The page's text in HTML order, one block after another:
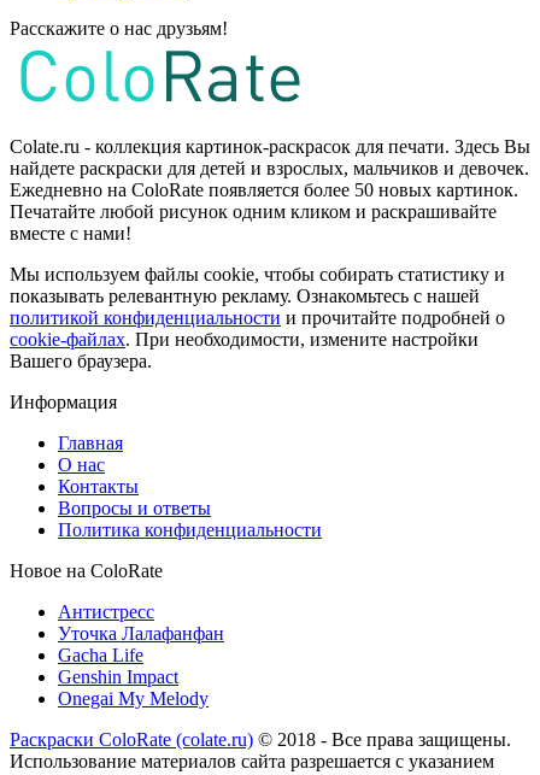
Расскажите о нас друзьям!
Colate.ru - коллекция картинок-раскрасок для печати. Здесь Вы
найдете раскраски для детей и взрослых, мальчиков и девочек.
Ежедневно на ColoRate появляется более 50 новых картинок.
Печатайте любой рисунок одним кликом и раскрашивайте
вместе с нами!
Мы используем файлы cookie, чтобы собирать статистику и
показывать релевантную рекламу. Ознакомьтесь с нашей
политикой конфиденциальности и прочитайте подробней о
cookie-файлах. При необходимости, измените настройки
Вашего браузера.
Информация
Главная
О нас
Контакты
Вопросы и ответы
Политика конфиденциальности
Новое на ColoRate
Антистресс
Уточка Лалафанфан
Gacha Life
Genshin Impact
Onegai My Melody
Раскраски ColoRate (colate.ru) © 2018 - Все права защищены.
Использование материалов сайта разрешается с указанием